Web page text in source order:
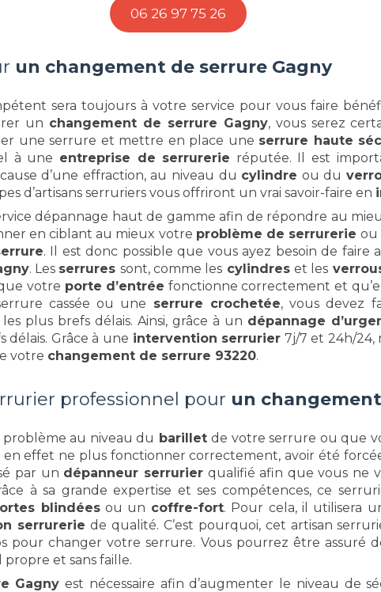
06 26 97 75 26
un changement de serrure Gagny
sera toujours à votre service pour vous faire
un changement de serrure Gagny, vous serez
une serrure et mettre en place une serrure haute
à une entreprise de serrurerie réputée. Il est
d’une effraction, au niveau du cylindre ou du
d’artisans serruriers vous offriront un vrai savoir-faire en
dépannage haut de gamme afin de répondre au
en ciblant au mieux votre problème de serrurerie ou
. Il est donc possible que vous ayez besoin de
. Les serrures sont, comme les cylindreset les
votre porte d’entrée fonctionne correctement et
cassée ou une serrure crochetée, vous devez
plus brefs délais. Ainsi, grâce à un dépannage
délais. Grâce à une intervention serrurier 7j/7 et 24h/24,
votre changement de serrure 93220.
professionnel pour un
problème au niveau du barilletde votre serrure ou que
effet ne plus fonctionner correctement, avoir été
par un dépanneur serrurierqualifié afin que vous ne
à sa grande expertise et ses compétences, ce
blindéesou un coffre-fort. Pour cela, il utilisera
serrurerie de qualité. C’est pourquoi, cet artisan
pour changer votre serrure. Vous pourrez être assuré
et sans faille.
Gagny est nécessaire afin d’augmenter le niveau de